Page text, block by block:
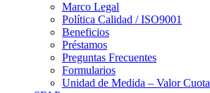
Marco Legal
Política Calidad / ISO9001
Beneficios
Préstamos
Preguntas Frecuentes
Formularios
Unidad de Medida – Valor Cuota